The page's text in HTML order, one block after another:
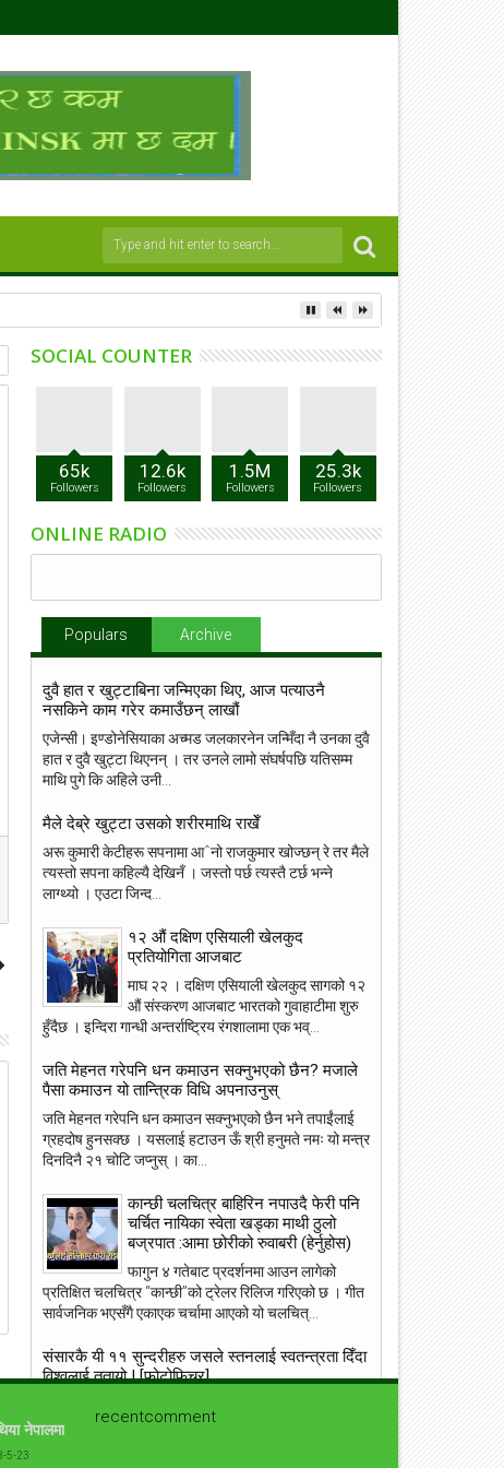
23
2018
कांग्रेस उपसभापति निधि अमेरिकामा
2018
आइपीएल : हैदरावादलाई हराउँदै चेन्नाई
पटक फाइनलमा, फाप डु प्लेसिसको
ब्याटिङ
SOCIAL COUNTER
65k
Followers
12.6k
Followers
1.5M
Followers
25.3k
Followers
ONLINE RADIO
Populars Archive
दुवै हात र खुट्टाबिना जन्मिएका थिए, आज पत्याउनै
नसकिने काम गरेर कमाउँछन् लाखौं
एजेन्सी। इण्डोनेसियाका अच्मड जलकारनेन जन्मिँदा नै उनका दुवै
हात र दुवै खुट्टा थिएनन् । तर उनले लामो संघर्षपछि यतिसम्म
माथि पुगे कि अहिले उनी...
मैले देब्रे खुट्टा उसको शरीरमाथि राखेँ
अरू कुमारी केटीहरू सपनामा आˆनो राजकुमार खोज्छन् रे तर मैले
त्यस्तो सपना कहिल्यै देखिनँ । जस्तो पर्छ त्यस्तै टर्छ भन्ने
लाग्थ्यो । एउटा जिन्द...
१२ औं दक्षिण एसियाली खेलकुद
प्रतियोगिता आजबाट
माघ २२ । दक्षिण एसियाली खेलकुद सागको १२
औं संस्करण आजबाट भारतको गुवाहाटीमा शुरु
हुँदैछ । इन्दिरा गान्धी अन्तर्राष्ट्रिय रंगशालामा एक भव्...
जति मेहनत गरेपनि धन कमाउन सक्नुभएको छैन? मजाले
पैसा कमाउन यो तान्त्रिक विधि अपनाउनुस्
जति मेहनत गरेपनि धन कमाउन सक्नुभएको छैन भने तपाईंलाई
ग्रहदोष हुनसक्छ । यसलाई हटाउन ऊँ श्री हनुमते नमः यो मन्त्र
दिनदिनै २१ चोटि जप्नुस् । का...
कान्छी चलचित्र बाहिरिन नपाउदै फेरी पनि
चर्चित नायिका स्वेता खड्का माथी ठुलो
बज्रपात :आमा छोरीको रुवाबरी (हेर्नुहोस)
फागुन ४ गतेबाट प्रदर्शनमा आउन लागेको
प्रतिक्षित चलचित्र “कान्छी”को ट्रेलर रिलिज गरिएको छ । गीत
सार्वजनिक भएसँगै एकाएक चर्चामा आएको यो चलचित्...
संसारकै यी ११ सुन्दरीहरु जसले स्तनलाई स्वतन्त्रता दिँदा
विश्वलाई ततायो ! [फोटोफिचर]
सामान्य हो । जब जब उनीहरु रातो कालो, अगाडी पछाडी छल्नै
नेपालमा
5-23
recentcomment